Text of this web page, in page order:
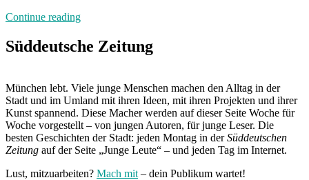
Continue reading„Von
bis
Freitag
mit
Alexandra“
Süddeutsche Zeitung
München lebt. Viele junge Menschen machen den Alltag in der
Stadt und im Umland mit ihren Ideen, mit ihren Projekten und ihrer
Kunst spannend. Diese Macher werden auf dieser Seite Woche für
Woche vorgestellt – von jungen Autoren, für junge Leser. Die
besten Geschichten der Stadt: jeden Montag in derSüddeutschen
Zeitung auf der Seite „Junge Leute“ – und jeden Tag im Internet.
Lust, mitzuarbeiten? Mach mit – dein Publikum wartet!